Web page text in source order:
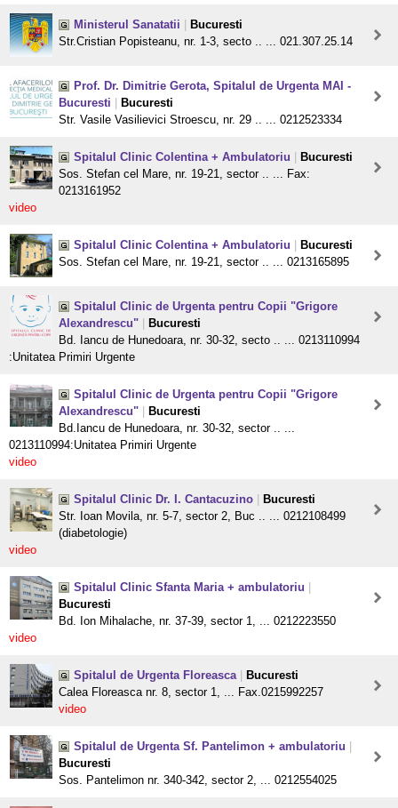
Ministerul Sanatatii
Bucuresti
Str.Cristian Popisteanu, nr. 1-3, secto .. ... 021.307.25.14
Prof. Dr. Dimitrie Gerota, Spitalul de Urgenta MAI -
Bucuresti
Bucuresti
Str. Vasile Vasilievici Stroescu, nr. 29 .. ... 0212523334
Spitalul Clinic Colentina + Ambulatoriu
Bucuresti
Sos. Stefan cel Mare, nr. 19-21, sector .. ... Fax:
0213161952
video
Spitalul Clinic Colentina + Ambulatoriu
Bucuresti
Sos. Stefan cel Mare, nr. 19-21, sector .. ... 0213165895
Spitalul Clinic de Urgenta pentru Copii "Grigore
Alexandrescu"
Bucuresti
Bd. Iancu de Hunedoara, nr. 30-32, secto .. ... 0213110994
:Unitatea Primiri Urgente
Spitalul Clinic de Urgenta pentru Copii "Grigore
Alexandrescu"
Bucuresti
Bd.Iancu de Hunedoara, nr. 30-32, sector .. ...
0213110994:Unitatea Primiri Urgente
video
Spitalul Clinic Dr. I. Cantacuzino
Bucuresti
Str. Ioan Movila, nr. 5-7, sector 2, Buc .. ... 0212108499
(diabetologie)
video
Spitalul Clinic Sfanta Maria + ambulatoriu
Bucuresti
Bd. Ion Mihalache, nr. 37-39, sector 1, ... 0212223550
video
Spitalul de Urgenta Floreasca
Bucuresti
Calea Floreasca nr. 8, sector 1, ... Fax.0215992257
video
Spitalul de Urgenta Sf. Pantelimon + ambulatoriu
Bucuresti
Sos. Pantelimon nr. 340-342, sector 2, ... 0212554025